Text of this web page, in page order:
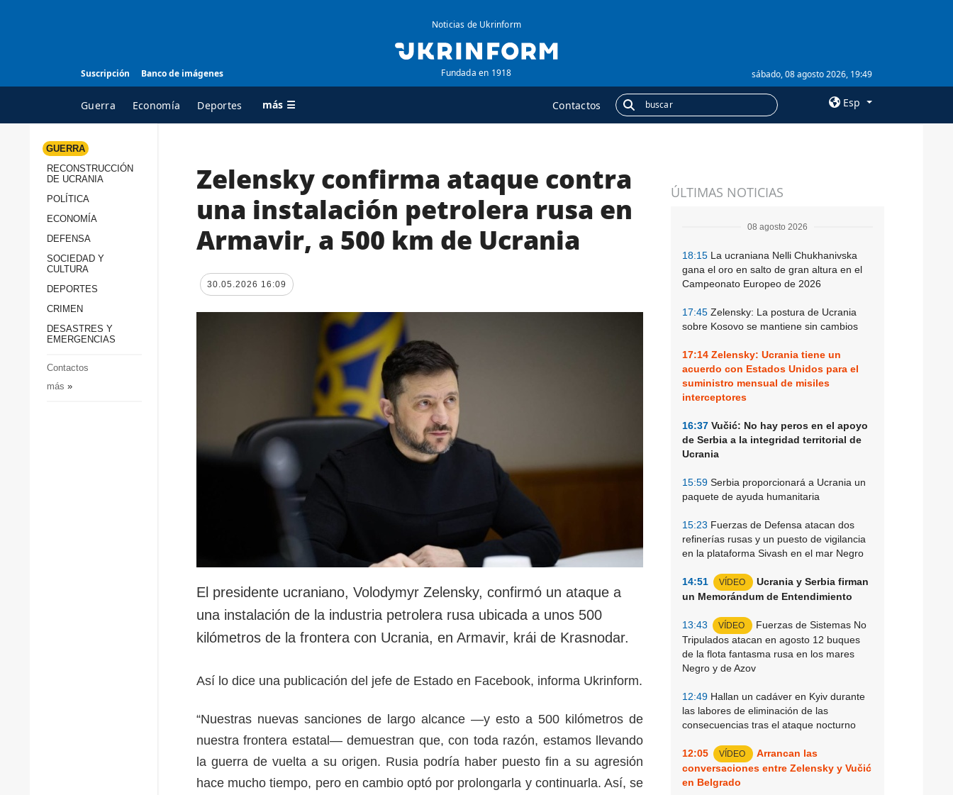
Suscripción Banco de imágenes
Noticias de Ukrinform
Fundada en 1918 sábado, 08 agosto 2026, 19:49
Guerra Economía Deportes más ☰ Contactos Esp
TODAS LAS
Reconstrucción de
Sociedad y Cultura
AGENCIA
sobre la agencia
contacto
condiciones de
protección de datos
personales
ADICIONAL
Publicaciones
Entrevistas
Releases
Suscripción
GUERRA
RECONSTRUCCIÓN
DE UCRANIA
POLÍTICA
ECONOMÍA
DEFENSA
SOCIEDAD Y
CULTURA
DEPORTES
CRIMEN
DESASTRES Y
EMERGENCIAS
Contactos
más »
ÚLTIMAS NOTICIAS
08 agosto 2026
18:15 La ucraniana Nelli Chukhanivska
gana el oro en salto de gran altura en el
Campeonato Europeo de 2026
17:45 Zelensky: La postura de Ucrania
sobre Kosovo se mantiene sin cambios
17:14 Zelensky: Ucrania tiene un
acuerdo con Estados Unidos para el
suministro mensual de misiles
interceptores
16:37 Vučić: No hay peros en el apoyo
de Serbia a la integridad territorial de
Ucrania
15:59 Serbia proporcionará a Ucrania un
paquete de ayuda humanitaria
15:23 Fuerzas de Defensa atacan dos
refinerías rusas y un puesto de vigilancia
en la plataforma Sivash en el mar Negro
14:51 VÍDEO
Ucrania y Serbia firman
un Memorándum de Entendimiento
13:43 VÍDEO
Fuerzas de Sistemas No
Tripulados atacan en agosto 12 buques
de la flota fantasma rusa en los mares
Negro y de Azov
12:49 Hallan un cadáver en Kyiv durante
las labores de eliminación de las
consecuencias tras el ataque nocturno
12:05 VÍDEO
Arrancan las
conversaciones entre Zelensky y Vučić
en Belgrado
Zelensky confirma ataque contra
una instalación petrolera rusa en
Armavir, a 500 km de Ucrania
30.05.2026 16:09
El presidente ucraniano, Volodymyr Zelensky, confirmó un ataque a
una instalación de la industria petrolera rusa ubicada a unos 500
kilómetros de la frontera con Ucrania, en Armavir, krái de Krasnodar.
Así lo dice una publicación del jefe de Estado en Facebook, informa Ukrinform.
“Nuestras nuevas sanciones de largo alcance —y esto a 500 kilómetros de
nuestra frontera estatal— demuestran que, con toda razón, estamos llevando
la guerra de vuelta a su origen. Rusia podría haber puesto fin a su agresión
hace mucho tiempo, pero en cambio optó por prolongarla y continuarla. Así, se